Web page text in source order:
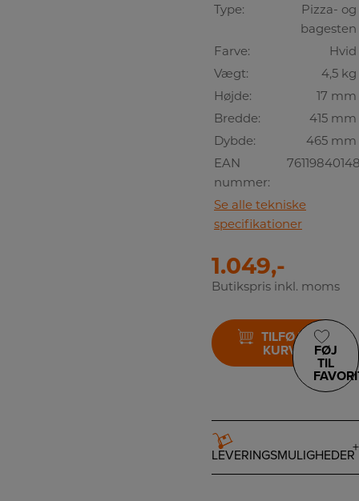
Type:
Pizza- og
bagesten
Farve:
Hvid
Vægt:
4,5 kg
Højde:
17 mm
Bredde:
415 mm
Dybde:
465 mm
EAN
nummer:
Se alle tekniske
specifikationer
1.049,-
Butikspris inkl. moms
TILFØJ TIL
KURV
FØJ
TIL
LEVERINGSMULIGHEDER